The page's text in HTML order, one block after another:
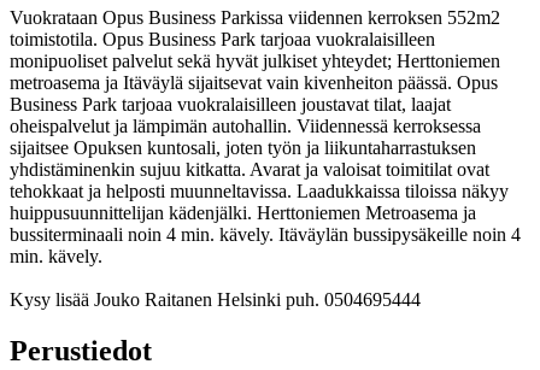
Vuokrataan Opus Business Parkissa viidennen kerroksen 552m2
toimistotila. Opus Business Park tarjoaa vuokralaisilleen
monipuoliset palvelut sekä hyvät julkiset yhteydet; Herttoniemen
metroasema ja Itäväylä sijaitsevat vain kivenheiton päässä. Opus
Business Park tarjoaa vuokralaisilleen joustavat tilat, laajat
oheispalvelut ja lämpimän autohallin. Viidennessä kerroksessa
sijaitsee Opuksen kuntosali, joten työn ja liikuntaharrastuksen
yhdistäminenkin sujuu kitkatta. Avarat ja valoisat toimitilat ovat
tehokkaat ja helposti muunneltavissa. Laadukkaissa tiloissa näkyy
huippusuunnittelijan kädenjälki. Herttoniemen Metroasema ja
bussiterminaali noin 4 min. kävely. Itäväylän bussipysäkeille noin 4
min. kävely.
Kysy lisää Jouko Raitanen Helsinki puh. 0504695444
Perustiedot